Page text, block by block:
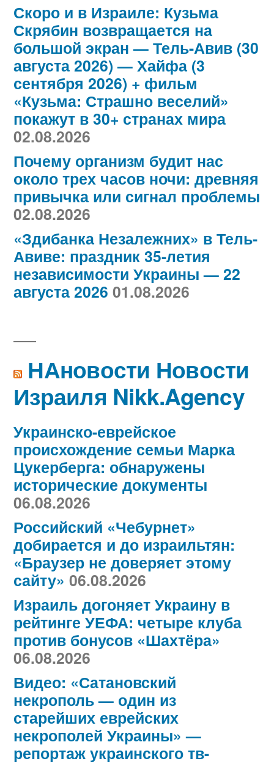
Скоро и в Израиле: Кузьма
Скрябин возвращается на
большой экран — Тель-Авив (30
августа 2026) — Хайфа (3
сентября 2026) + фильм
«Кузьма: Страшно веселий»
покажут в 30+ странах мира
02.08.2026
Почему организм будит нас
около трех часов ночи: древняя
привычка или сигнал проблемы
02.08.2026
«Здибанка Незалежних» в Тель-
Авиве: праздник 35-летия
независимости Украины — 22
августа 2026 01.08.2026
НАновости Новости
Израиля Nikk.Agency
Украинско-еврейское
происхождение семьи Марка
Цукерберга: обнаружены
исторические документы
06.08.2026
Российский «Чебурнет»
добирается и до израильтян:
«Браузер не доверяет этому
сайту» 06.08.2026
Израиль догоняет Украину в
рейтинге УЕФА: четыре клуба
против бонусов «Шахтёра»
06.08.2026
Видео: «Сатановский
некрополь — один из
старейших еврейских
некрополей Украины» —
репортаж украинского тв-